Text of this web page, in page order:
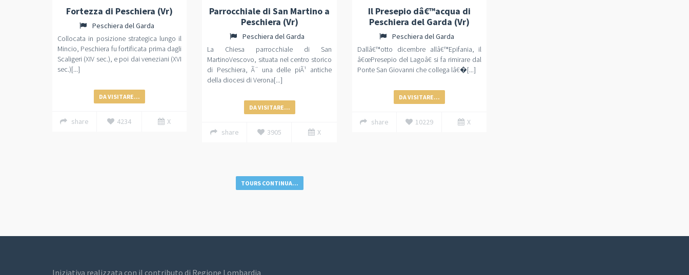
Fortezza di Peschiera (Vr)
Peschiera del Garda
Collocata in posizione strategica lungo il
Mincio, Peschiera fu fortificata prima dagli
Scaligeri (XIV sec.), e poi dai veneziani (XVI
sec.)[...]
DA VISITARE...
share 4234 X
Parrocchiale di San Martino a
Peschiera (Vr)
Peschiera del Garda
La Chiesa parrocchiale di San
MartinoVescovo, situata nel centro storico
di Peschiera, Ã¨ una delle piÃ¹ antiche
della diocesi di Verona[...]
DA VISITARE...
share 3905 X
Il Presepio dâ€™acqua di
Peschiera del Garda (Vr)
Peschiera del Garda
Dallâ€™otto dicembre allâ€™Epifania, il
â€œPresepio del Lagoâ€ si fa rimirare dal
Ponte San Giovanni che collega lâ€�[...]
DA VISITARE...
share 10229 X
TOURS CONTINUA...
Iniziativa realizzata con il contributo di Regione Lombardia